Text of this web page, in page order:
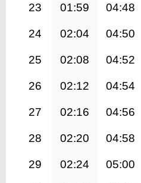
23 01:59 04:48
24 02:04 04:50
25 02:08 04:52
26 02:12 04:54
27 02:16 04:56
28 02:20 04:58
29 02:24 05:00